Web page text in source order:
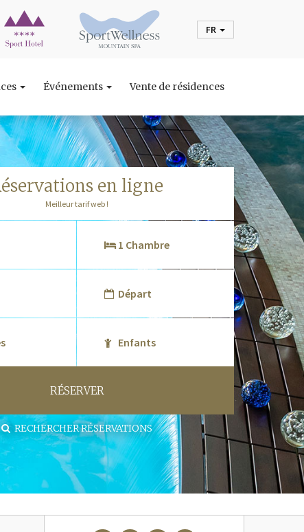
FR
Événements Vente de résidences
réservations en ligne
Meilleur tarif web !
RÉSERVER
RECHERCHER RÉSERVATIONS